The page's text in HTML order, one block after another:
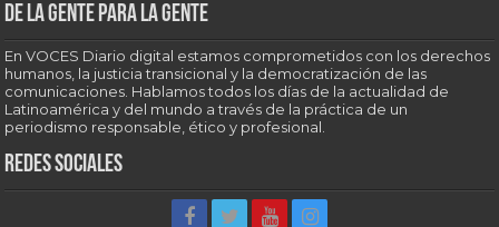
De la gente para la gente
En VOCES Diario digital estamos comprometidos con los derechos
humanos, la justicia transicional y la democratización de las
comunicaciones. Hablamos todos los días de la actualidad de
Latinoamérica y del mundo a través de la práctica de un
periodismo responsable, ético y profesional.
Redes sociales